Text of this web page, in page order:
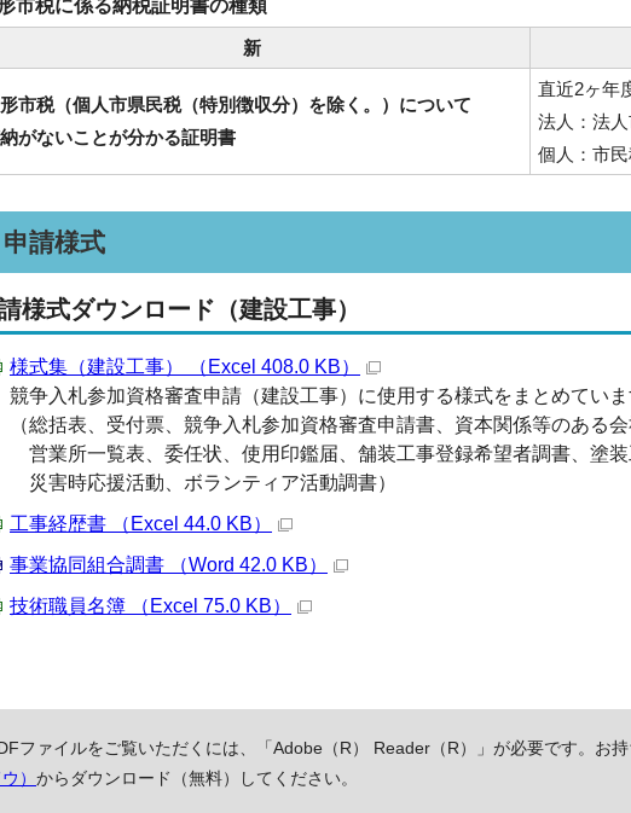
市税に係る納税証明書の種類
新
市税（個人市県民税（特別徴収分）を除く。）について
がないことが分かる証明書
直近2ヶ年
法人：法
個人：市
申請様式
様式ダウンロード（建設工事）
様式集（建設工事） （Excel 408.0 KB）
競争入札参加資格審査申請（建設工事）に使用する様式をまとめていま
（総括表、受付票、競争入札参加資格審査申請書、資本関係等のある
営業所一覧表、委任状、使用印鑑届、舗装工事登録希望者調書、塗装
災害時応援活動、ボランティア活動調書）
工事経歴書 （Excel 44.0 KB）
事業協同組合調書 （Word 42.0 KB）
技術職員名簿 （Excel 75.0 KB）
ファイルをご覧いただくには、「Adobe（R） Reader（R）」が必要です。お
ウ） からダウンロード（無料）してください。